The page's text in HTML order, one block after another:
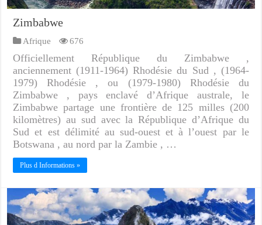
Zimbabwe
Afrique 676
Officiellement République du Zimbabwe ,
anciennement (1911-1964) Rhodésie du Sud , (1964-
1979) Rhodésie , ou (1979-1980) Rhodésie du
Zimbabwe , pays enclavé d’Afrique australe, le
Zimbabwe partage une frontière de 125 milles (200
kilomètres) au sud avec la République d’Afrique du
Sud et est délimité au sud-ouest et à l’ouest par le
Botswana , au nord par la Zambie , …
Plus d Informations »